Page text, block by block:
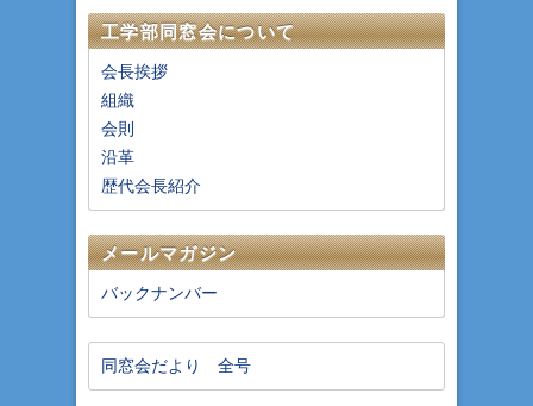
工学部同窓会について
会長挨拶
組織
会則
沿革
歴代会長紹介
メールマガジン
バックナンバー
同窓会だより 全号